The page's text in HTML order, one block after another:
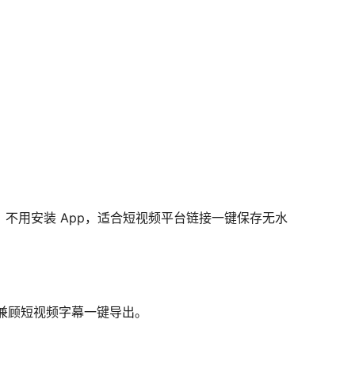
用安装 App，适合短视频平台链接一键保存无水
短视频字幕一键导出。